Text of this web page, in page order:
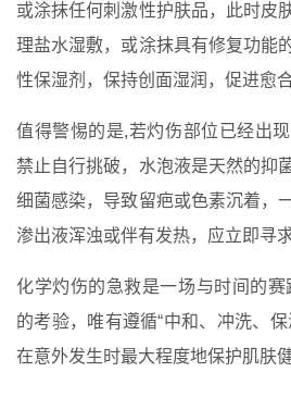
或涂抹任何刺激性护肤品，此时皮
理盐水湿敷，或涂抹具有修复功能
性保湿剂，保持创面湿润，促进愈合
值得警惕的是,若灼伤部位已经出
禁止自行挑破，水泡液是天然的抑
细菌感染，导致留疤或色素沉着，
渗出液浑浊或伴有发热，应立即寻
化学灼伤的急救是一场与时间的
的考验，唯有遵循“中和、冲洗、
在意外发生时最大程度地保护肌肤健